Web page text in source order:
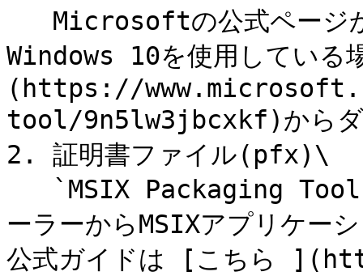
Windows 10を使用してい
(https://
tool/9n5lw3jbcxkf)からダ
2. 証明書ファイル(pfx)\
ーラーからMSIXアプリケー
公式ガイドは [こちら